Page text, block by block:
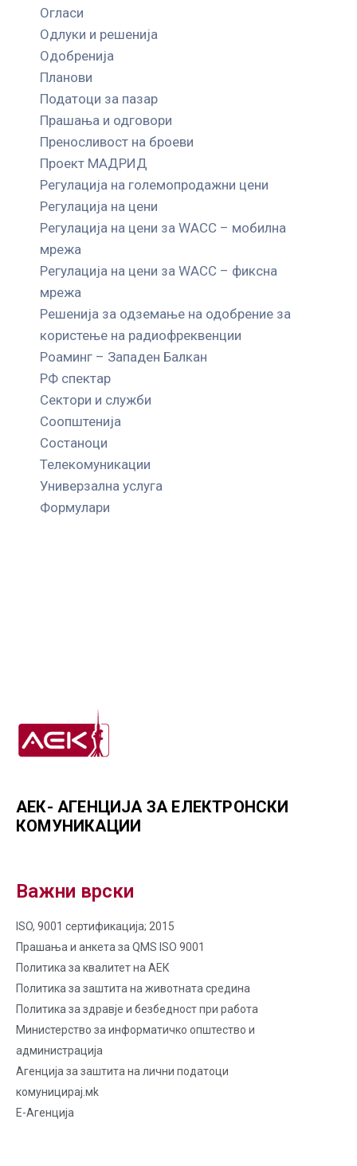
Огласи
Одлуки и решенија
Одобренија
Планови
Податоци за пазар
Прашања и одговори
Преносливост на броеви
Проект МАДРИД
Регулација на големопродажни цени
Регулација на цени
Регулација на цени за WACC – мобилна
мрежа
Регулација на цени за WACC – фиксна
мрежа
Решенија за одземање на одобрение за
користење на радиофреквенции
Роаминг – Западен Балкан
РФ спектар
Сектори и служби
Соопштенија
Состаноци
Телекомуникации
Универзална услуга
Формулари
АЕК- АГЕНЦИЈА ЗА ЕЛЕКТРОНСКИ
КОМУНИКАЦИИ
Важни врски
ISO, 9001 сертификација; 2015
Прашања и анкета за QMS ISO 9001
Политика за квалитет на AЕК
Политика за заштита на животната средина
Политика за здравје и безбедност при работа
Министерство за информатичко општество и
администрација
Агенција за заштита на лични податоци
комуницирај.мk
Е-Агенција